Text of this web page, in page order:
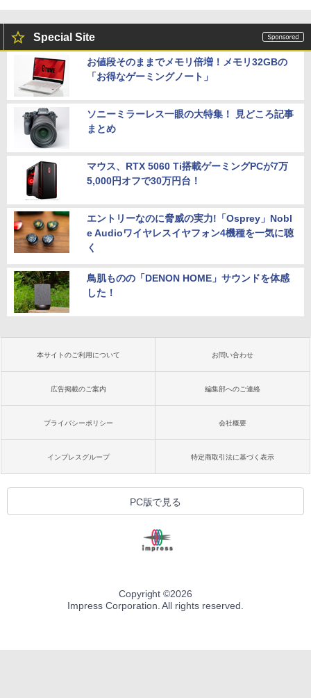
Special Site
お値段そのままでメモリ倍増！メモリ32GBの
「お得なゲーミングノート」
ソニーミラーレス一眼の大特集！ 見どころ記事
まとめ
マウス、RTX 5060 Ti搭載ゲーミングPCが7万
5,000円オフで30万円台！
エントリーなのに脅威の実力!「Osprey」Nobl
e Audioワイヤレスイヤフォン4機種を一気に聴
く
鳥肌ものの「DENON HOME」サウンドを体感
した！
本サイトのご利用について お問い合わせ
広告掲載のご案内 編集部へのご連絡
プライバシーポリシー 会社概要
インプレスグループ 特定商取引法に基づく表示
PC版で見る
Copyright ©2026
Impress Corporation. All rights reserved.